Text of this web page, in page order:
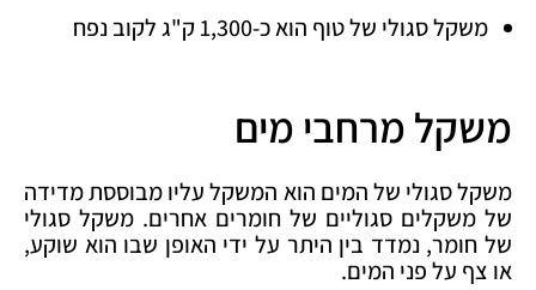
משקל סגולי של טוף הוא כ-1,300 ק"ג לקוב נפח
משקל מרחבי מים
משקל סגולי של המים הוא המשקל עליו מבוססת מדידה
של משקלים סגוליים של חומרים אחרים. משקל סגולי
של חומר, נמדד בין היתר על ידי האופן שבו הוא שוקע,
או צף על פני המים.